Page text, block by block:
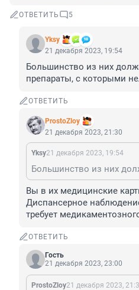
ОТВЕТИТЬ 5
Yksy
21 декабря 2023, 19:54
Большинство из них
препараты, с которыми
ОТВЕТИТЬ
ProstoZloy
21 декабря 2023, 21:30
Yksy21 декабря 2023, 19:54
Вы в их медицинские
Диспансерное
требует
ОТВЕТИТЬ
Гость
21 декабря 2023, 23:00
ProstoZloy21 декабря 2023,